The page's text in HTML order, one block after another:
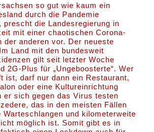
so gut wie kaum ein
durch die Pandemie
prescht die Landesregierung in
mit einer chaotischen Corona-
der anderen vor. Der neueste
Land mit den bundesweit
gilt seit letzter Woche
2G-Plus für „Ungeboosterte“. Wer
ist, darf nur dann ein Restaurant,
oder eine Kultureinrichtung
er sich gegen das Virus testen
das in den meisten Fällen
Warteschlangen und kilometerweite
möglich ist. Somit gibt es in